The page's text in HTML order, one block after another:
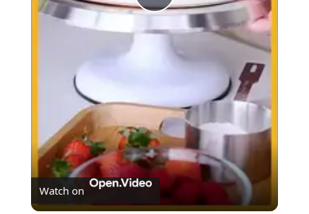
Play
Video
Watch on